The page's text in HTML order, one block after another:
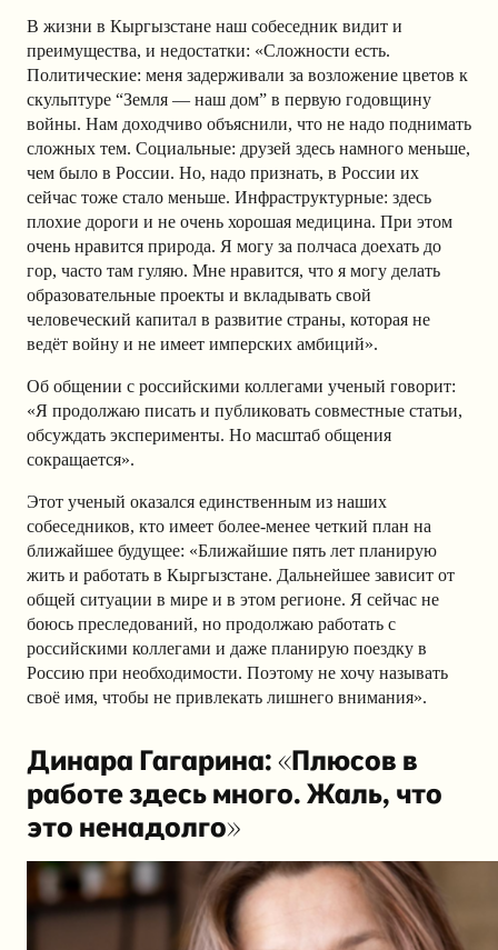
В жизни в Кыргызстане наш собеседник видит и
преимущества, и недостатки: «Сложности есть.
Политические: меня задерживали за возложение цветов к
скульптуре “Земля — наш дом” в первую годовщину
войны. Нам доходчиво объяснили, что не надо поднимать
сложных тем. Социальные: друзей здесь намного меньше,
чем было в России. Но, надо признать, в России их
сейчас тоже стало меньше. Инфраструктурные: здесь
плохие дороги и не очень хорошая медицина. При этом
очень нравится природа. Я могу за полчаса доехать до
гор, часто там гуляю. Мне нравится, что я могу делать
образовательные проекты и вкладывать свой
человеческий капитал в развитие страны, которая не
ведёт войну и не имеет имперских амбиций».
Об общении с российскими коллегами ученый говорит:
«Я продолжаю писать и публиковать совместные статьи,
обсуждать эксперименты. Но масштаб общения
сокращается».
Этот ученый оказался единственным из наших
собеседников, кто имеет более-менее четкий план на
ближайшее будущее: «Ближайшие пять лет планирую
жить и работать в Кыргызстане. Дальнейшее зависит от
общей ситуации в мире и в этом регионе. Я сейчас не
боюсь преследований, но продолжаю работать с
российскими коллегами и даже планирую поездку в
Россию при необходимости. Поэтому не хочу называть
своё имя, чтобы не привлекать лишнего внимания».
Динара Гагарина: «Плюсов в
работе здесь много. Жаль, что
это ненадолго»